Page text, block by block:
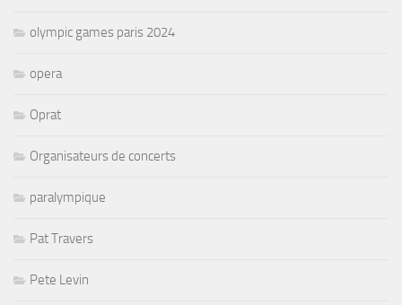
olympic games paris 2024
opera
Oprat
Organisateurs de concerts
paralympique
Pat Travers
Pete Levin